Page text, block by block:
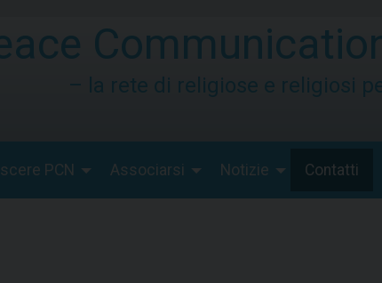
– la rete di religiose e religiosi
PCN Associarsi Notizie Contatti